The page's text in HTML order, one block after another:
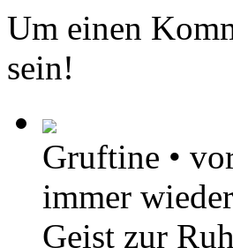
Um einen
sein!
Gruftine •
immer
Geist zur